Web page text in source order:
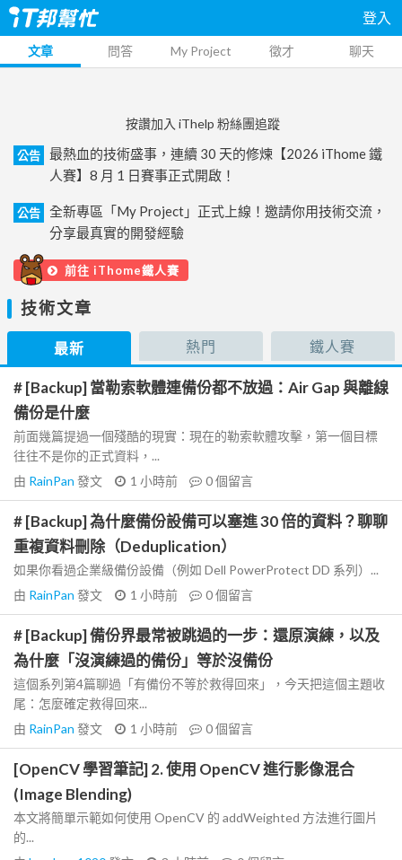
登入
文章 問答 My Project 徵才 聊天
按讚加入 iThelp 粉絲團追蹤
公告
最熱血的技術盛事，連續 30 天的修煉【2026 iThome 鐵
人賽】8 月 1 日賽事正式開啟！
公告
全新專區「My Project」正式上線！邀請你用技術交流，
分享最真實的開發經驗
前往 iThome鐵人賽
技術文章
最新 熱門 鐵人賽
# [Backup] 當勒索軟體連備份都不放過：Air Gap 與離線
備份是什麼
前面幾篇提過一個殘酷的現實：現在的勒索軟體攻擊，第一個目標
往往不是你的正式資料，...
由 RainPan 發文 1 小時前 0個留言
# [Backup] 為什麼備份設備可以塞進 30 倍的資料？聊聊
重複資料刪除（Deduplication）
如果你看過企業級備份設備（例如 Dell PowerProtect DD 系列）...
由 RainPan 發文 1 小時前 0個留言
# [Backup] 備份界最常被跳過的一步：還原演練，以及
為什麼「沒演練過的備份」等於沒備份
這個系列第4篇聊過「有備份不等於救得回來」，今天把這個主題收
尾：怎麼確定救得回來...
由 RainPan 發文 1 小時前 0個留言
[OpenCV 學習筆記] 2. 使用 OpenCV 進行影像混合
(Image Blending)
本文將簡單示範如何使用 OpenCV 的 addWeighted 方法進行圖片
的...